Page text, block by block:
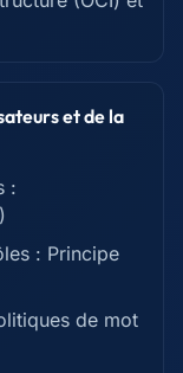
et de la
:
: Principe
de mot